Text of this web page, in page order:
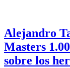
Alejandro
Masters
sobre los